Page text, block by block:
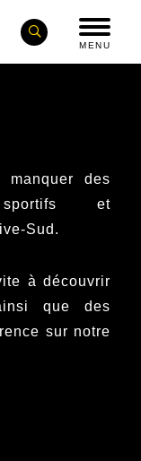
MENU
des
sportifs et
Sud.
à découvrir
que des
sur notre